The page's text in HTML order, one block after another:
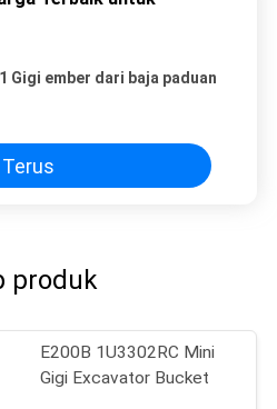
Gigi ember dari baja paduan
Terus
produk
E200B 1U3302RC Mini
Gigi Excavator Bucket